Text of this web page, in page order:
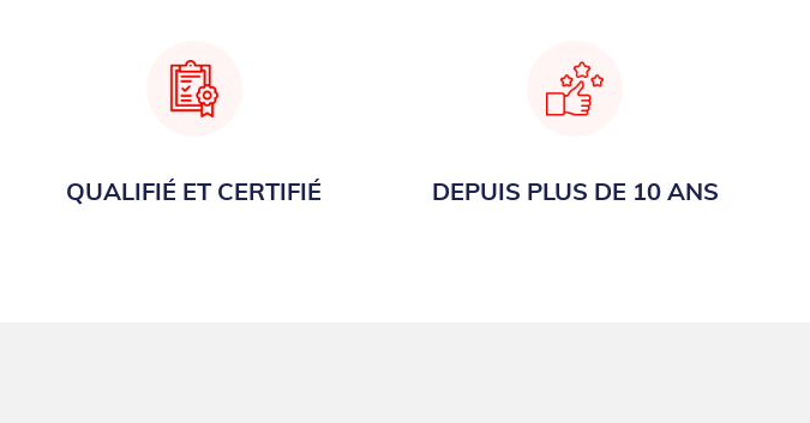
QUALIFIÉ ET CERTIFIÉ DEPUIS PLUS DE 10 ANS